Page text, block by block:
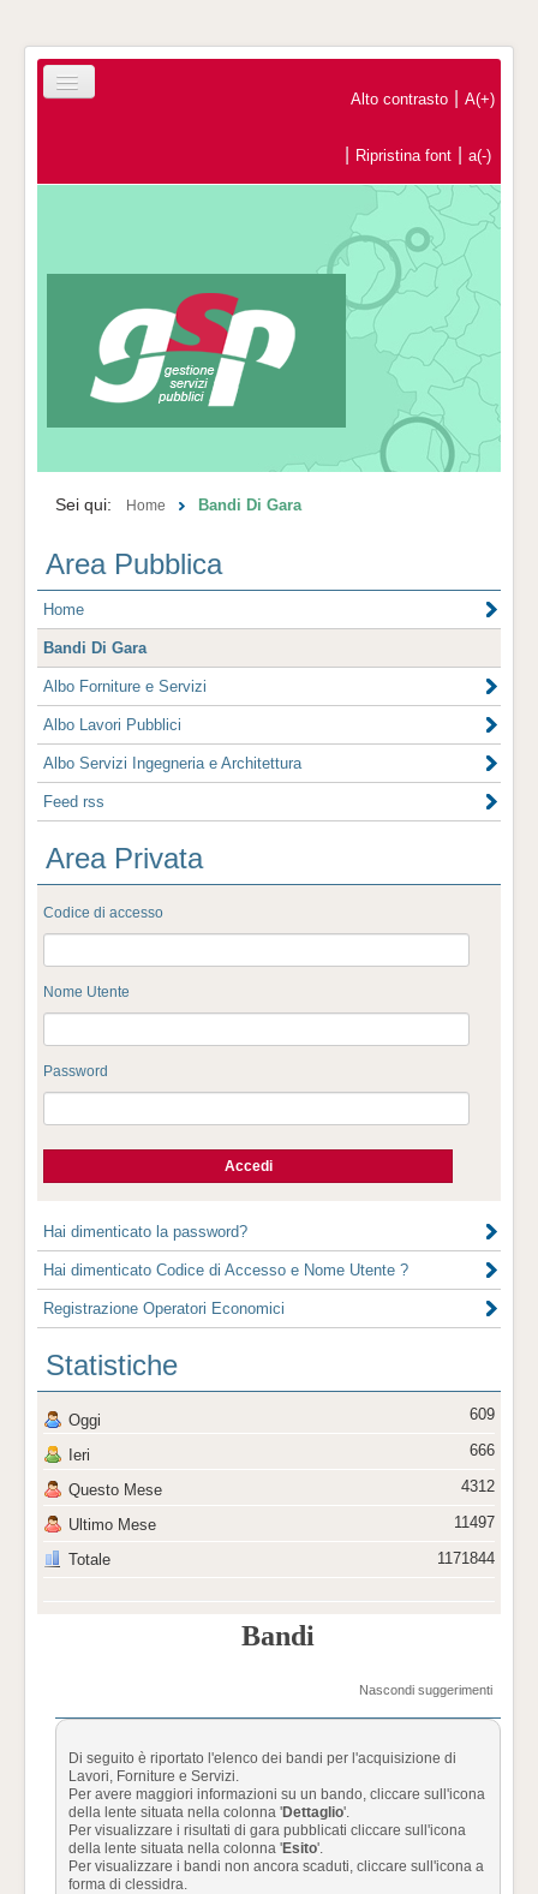
Contatti
Alto contrasto A(+)
Ripristina font a(-)
Sei qui: Home Bandi Di Gara
Area Pubblica
Home
Bandi Di Gara
Albo Forniture e Servizi
Albo Lavori Pubblici
Albo Servizi Ingegneria e Architettura
Feed rss
Area Privata
Codice di accesso
Nome Utente
Password
Hai dimenticato la password?
Hai dimenticato Codice di Accesso e Nome Utente ?
Registrazione Operatori Economici
Statistiche
Oggi
Ieri
Questo Mese
Ultimo Mese
Totale
609
666
4312
11497
1171844
Bandi
Nascondi suggerimenti
Di seguito è riportato l'elenco dei bandi per l'acquisizione di
Lavori, Forniture e Servizi.
Per avere maggiori informazioni su un bando, cliccare sull'icona
della lente situata nella colonna 'Dettaglio'.
Per visualizzare i risultati di gara pubblicati cliccare sull'icona
della lente situata nella colonna 'Esito'.
Per visualizzare i bandi non ancora scaduti, cliccare sull'icona a
forma di clessidra.